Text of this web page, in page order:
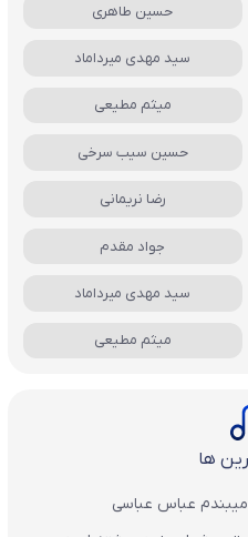
حسین طاهری
سید مهدی میرداماد
میثم مطیعی
حسین سیب سرخی
رضا نریمانی
جواد مقدم
سید مهدی میرداماد
میثم مطیعی
ها
میبندم عباس عباسی